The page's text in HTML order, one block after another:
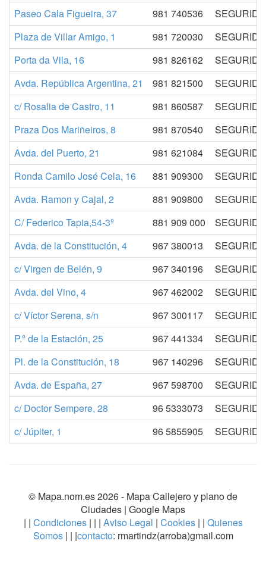
Paseo Cala Figueira, 37
981 740536
Plaza de Villar Amigo, 1
981 720030
Porta da Vila, 16
981 826162
Avda. República Argentina, 21
981 821500
c/ Rosalia de Castro, 11
981 860587
Praza Dos Mariñeiros, 8
981 870540
Avda. del Puerto, 21
981 621084
Ronda Camilo José Cela, 16
881 909300
Avda. Ramon y Cajal, 2
881 909800
C/ Federico Tapia,54-3º
881 909 000
Avda. de la Constitución, 4
967 380013
c/ Virgen de Belén, 9
967 340196
Avda. del Vino, 4
967 462002
c/ Víctor Serena, s/n
967 300117
P.º de la Estación, 25
967 441334
Pl. de la Constitución, 18
967 140296
Avda. de España, 27
967 598700
c/ Doctor Sempere, 28
96 5333073
c/ Júpiter, 1
96 5855905
© Mapa.nom.es 2026 - Mapa Callejero y plano de
Ciudades | Google Maps
| | Condiciones| | | Aviso Legal | Cookies | | Quienes
Somos | | |contacto: rmartindz(arroba)gmail.com